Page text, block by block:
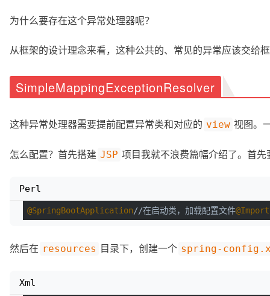
为什么要存在这个异常处理器呢？
从框架的设计理念来看，这种公共的、常见的异常应该交给
SimpleMappingExceptionResolver
这种异常处理器需要提前配置异常类和对应的 view 视图。
怎么配置？首先搭建 JSP 项目我就不浪费篇幅介绍了。首先
@SpringBootApplication//在启动类，加载配置文件
Perl
然后在 resources 目录下，创建一个 spring-
Xml